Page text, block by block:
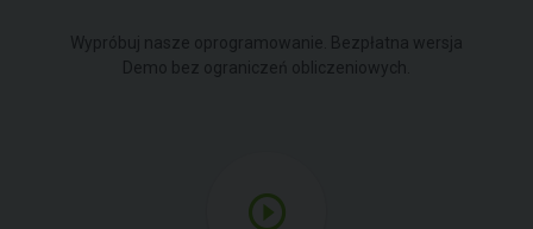
Wypróbuj nasze oprogramowanie. Bezpłatna wersja
Demo bez ograniczeń obliczeniowych.